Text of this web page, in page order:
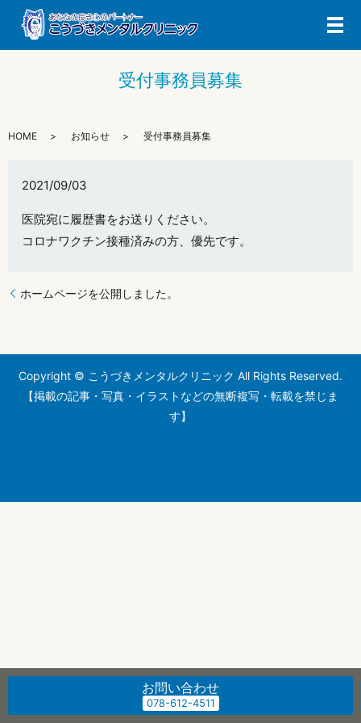
メ
受付事務員募集
HOME お知らせ 受付事務員募集
2021/09/03
医院宛に履歴書をお送りください。
コロナワクチン接種済みの方、優先です。
ホームページを公開しました。
お問い合わせ
Copyright © こうづきメンタルクリニック All Rights Reserved.
【掲載の記事・写真・イラストなどの無断複写・転載を禁じま
す】